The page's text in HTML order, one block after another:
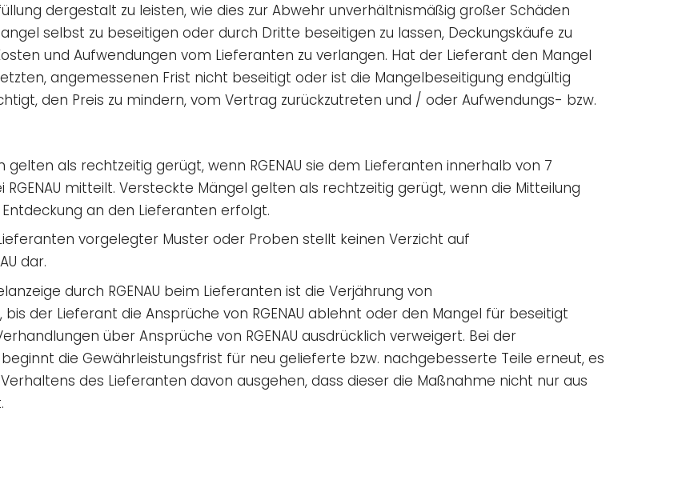
dergestalt zu leisten, wie dies zur Abwehr unverhältnismäßig großer Schäden
selbst zu beseitigen oder durch Dritte beseitigen zu lassen, Deckungskäufe zu
und Aufwendungen vom Lieferanten zu verlangen. Hat der Lieferant den Mangel
angemessenen Frist nicht beseitigt oder ist die Mangelbeseitigung endgültig
den Preis zu mindern, vom Vertrag zurückzutreten und / oder Aufwendungs- bzw.
als rechtzeitig gerügt, wenn RGENAU sie dem Lieferanten innerhalb von 7
mitteilt. Versteckte Mängel gelten als rechtzeitig gerügt, wenn die Mitteilung
an den Lieferanten erfolgt.
vorgelegter Muster oder Proben stellt keinen Verzicht auf
dar.
durch RGENAU beim Lieferanten ist die Verjährung von
der Lieferant die Ansprüche von RGENAU ablehnt oder den Mangel für beseitigt
über Ansprüche von RGENAU ausdrücklich verweigert. Bei der
die Gewährleistungsfrist für neu gelieferte bzw. nachgebesserte Teile erneut, es
des Lieferanten davon ausgehen, dass dieser die Maßnahme nicht nur aus